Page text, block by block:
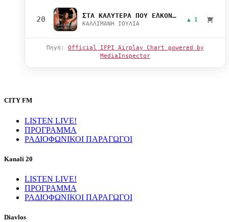
20 ΣΤΑ ΚΑΛΥΤΕΡΑ ΠΟΥ ΕΛΚΟΝΤΑΙ
ΚΑΛΛΙΜΑΝΗ ΙΟΥΛΙΑ
▲ 1
Πηγή: Official IFPI Airplay Chart powered by
MediaInspector
CITY FM
LISTEN LIVE!
ΠΡΟΓΡΑΜΜΑ
ΡΑΔΙΟΦΩΝΙΚΟΙ ΠΑΡΑΓΩΓΟΙ
Kanali 20
LISTEN LIVE!
ΠΡΟΓΡΑΜΜΑ
ΡΑΔΙΟΦΩΝΙΚΟΙ ΠΑΡΑΓΩΓΟΙ
Diavlos